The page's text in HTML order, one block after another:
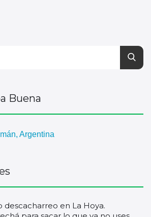
Buena
Argentina
descacharreo en La Hoya.